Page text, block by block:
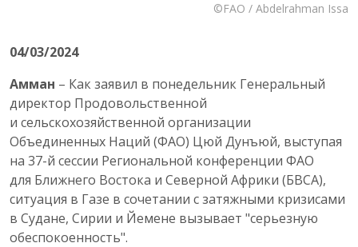
©FAO / Abdelrahman Issa
04/03/2024
Амман – Как заявил в понедельник Генеральный
директор Продовольственной
и сельскохозяйственной организации
Объединенных Наций (ФАО) Цюй Дунъюй, выступая
на 37-й сессии Региональной конференции ФАО
для Ближнего Востока и Северной Африки (БВСА),
ситуация в Газе в сочетании с затяжными кризисами
в Судане, Сирии и Йемене вызывает "серьезную
обеспокоенность".